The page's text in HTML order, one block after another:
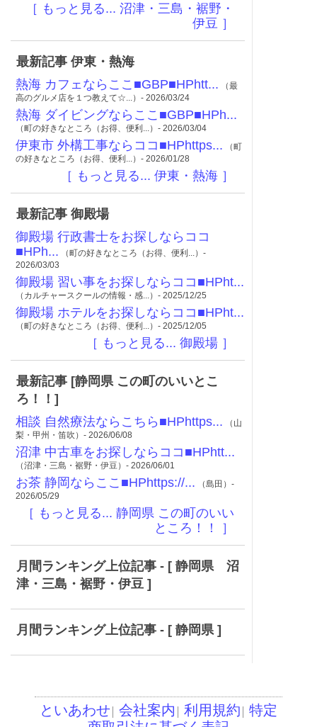
［ もっと見る... 沼津・三島・裾野・
伊豆 ］
最新記事 伊東・熱海
熱海 カフェならここ■GBP■HPhtt... （最
高のグルメ店を１つ教えて☆...）- 2026/03/24
熱海 ダイビングならここ■GBP■HPh...
（町の好きなところ（お得、便利...）- 2026/03/04
伊東市 外構工事ならココ■HPhttps... （町
の好きなところ（お得、便利...）- 2026/01/28
［ もっと見る... 伊東・熱海 ］
最新記事 御殿場
御殿場 行政書士をお探しならココ
■HPh... （町の好きなところ（お得、便利...）-
2026/03/03
御殿場 習い事をお探しならココ■HPht...
（カルチャースクールの情報・感...）- 2025/12/25
御殿場 ホテルをお探しならココ■HPht...
（町の好きなところ（お得、便利...）- 2025/12/05
［ もっと見る... 御殿場 ］
最新記事 [静岡県 この町のいいとこ
ろ！！]
相談 自然療法ならこちら■HPhttps... （山
梨・甲州・笛吹）- 2026/06/08
沼津 中古車をお探しならココ■HPhtt...
（沼津・三島・裾野・伊豆）- 2026/06/01
お茶 静岡ならここ■HPhttps://... （島田）-
2026/05/29
［ もっと見る... 静岡県 この町のいい
ところ！！ ］
月間ランキング上位記事 - [ 静岡県 沼
津・三島・裾野・伊豆 ]
月間ランキング上位記事 - [ 静岡県 ]
といあわせ 会社案内 利用規約 特定